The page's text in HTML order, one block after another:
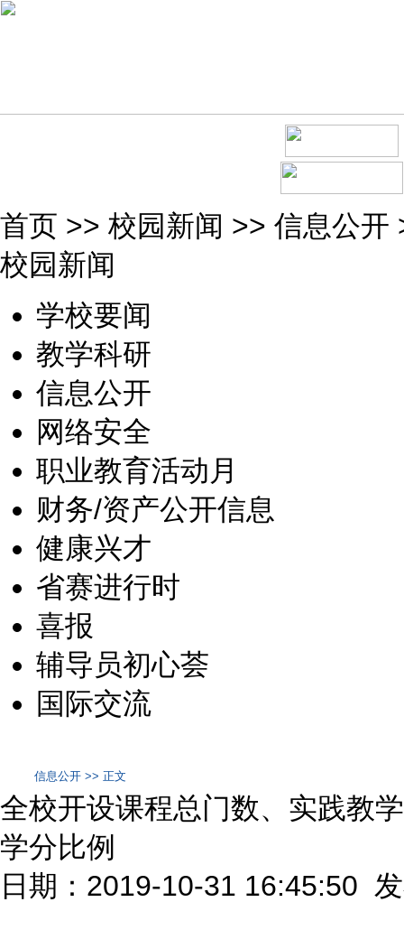
首页 >> 校园新闻 >> 信息公开
校园新闻
学校要闻
教学科研
信息公开
网络安全
职业教育活动月
财务/资产公开信息
健康兴才
省赛进行时
喜报
辅导员初心荟
国际交流
信息公开 >> 正文
全校开设课程总门数、实践教
学分比例
日期：2019-10-31 16:45:50